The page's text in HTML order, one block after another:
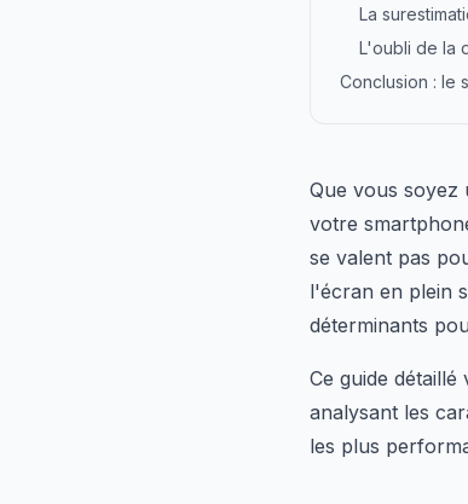
La
L'oubli de la
Conclusion : le
Que vous soyez
votre
se valent pas
l'écran en plein
déterminants
Ce guide
analysant les
les plus